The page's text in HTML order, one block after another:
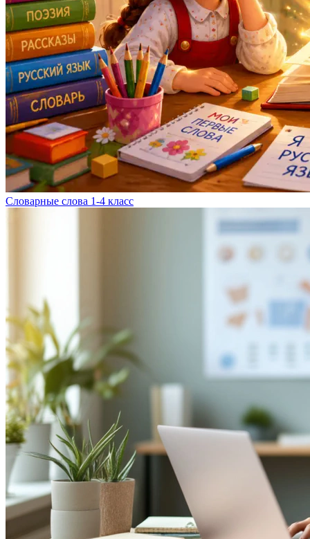
Словарные слова 1-4 класс